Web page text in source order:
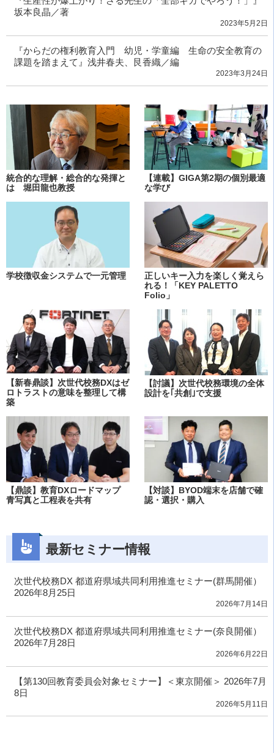
坂本良晶／著
2023年5月2日
『からだの権利教育入門 幼児・学童編 生命の安全教育の
課題を踏まえて』浅井春夫、艮香織／編
2023年3月24日
統合的な理解・総合的な発揮と
は 堀田龍也教授
【連載】GIGA第2期の個別最適
な学び
学校徴収金システムで一元管理
正しいキー入力を楽しく覚えら
れる！「KEY PALETTO
Folio」
【新春鼎談】次世代校務DXはゼ
ロトラストの意味を整理して構
築
【討議】次世代校務環境の全体
設計を｢共創｣で支援
【鼎談】教育DXロードマップ
青写真と工程表を共有
【対談】BYOD端末を店舗で確
認・選択・購入
最新セミナー情報
次世代校務DX 都道府県域共同利用推進セミナー(群馬開催）
2026年8月25日
2026年7月14日
次世代校務DX 都道府県域共同利用推進セミナー(奈良開催）
2026年7月28日
2026年6月22日
【第130回教育委員会対象セミナー】＜東京開催＞ 2026年7月
8日
2026年5月11日